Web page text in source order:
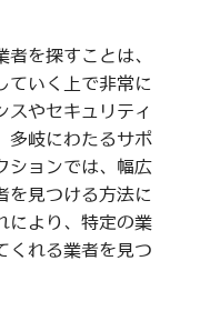
を探すことは、
ていく上で非常に
スやセキュリティ
多岐にわたるサポ
ションでは、幅広
を見つける方法に
により、特定の業
くれる業者を見つ